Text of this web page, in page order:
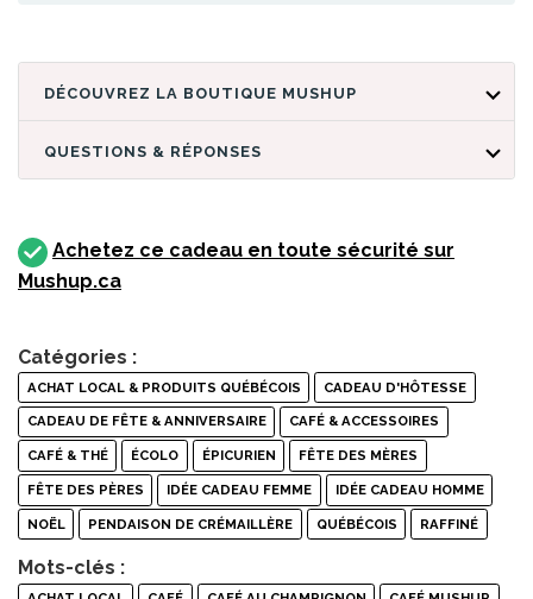
DÉCOUVREZ LA BOUTIQUE MUSHUP
QUESTIONS & RÉPONSES
Achetez ce cadeau en toute sécurité sur
Mushup.ca
Catégories :
ACHAT LOCAL & PRODUITS QUÉBÉCOIS CADEAU D'HÔTESSE
CADEAU DE FÊTE & ANNIVERSAIRE CAFÉ & ACCESSOIRES
CAFÉ & THÉ ÉCOLO ÉPICURIEN FÊTE DES MÈRES
FÊTE DES PÈRES IDÉE CADEAU FEMME IDÉE CADEAU HOMME
NOËL PENDAISON DE CRÉMAILLÈRE QUÉBÉCOIS RAFFINÉ
Mots-clés :